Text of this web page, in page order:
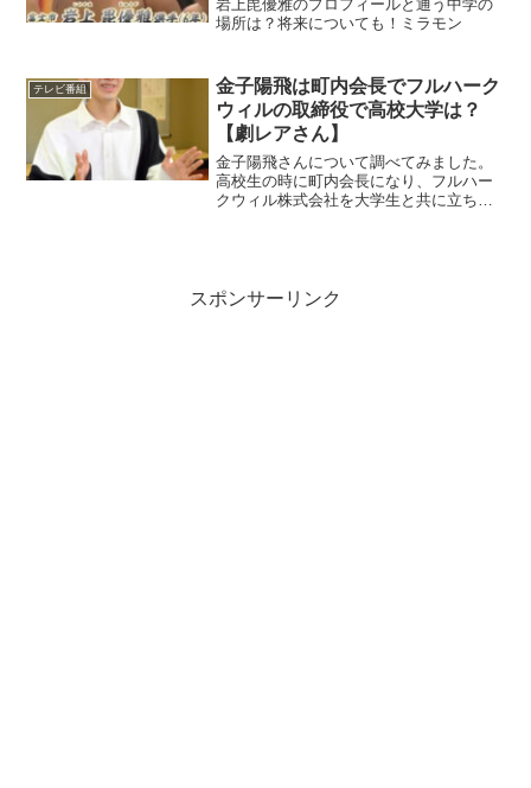
岩上毘優雅のプロフィールと通う中学の
場所は？将来についても！ミラモン
テレビ番組
金子陽飛は町内会長でフルハーク
ウィルの取締役で高校大学は？
【劇レアさん】
金子陽飛さんについて調べてみました。
高校生の時に町内会長になり、フルハー
クウィル株式会社を大学生と共に立ち上
スポンサーリンク